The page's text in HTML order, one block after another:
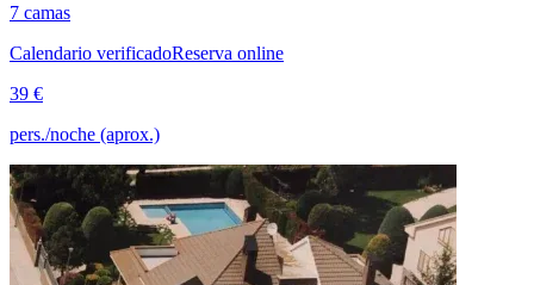
7 camas
Calendario verificadoReserva online
39 €
pers./noche (aprox.)